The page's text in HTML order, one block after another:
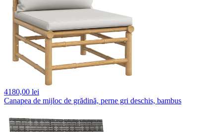
4180,00 lei
Canapea de mijloc de grădină, perne gri deschis, bambus